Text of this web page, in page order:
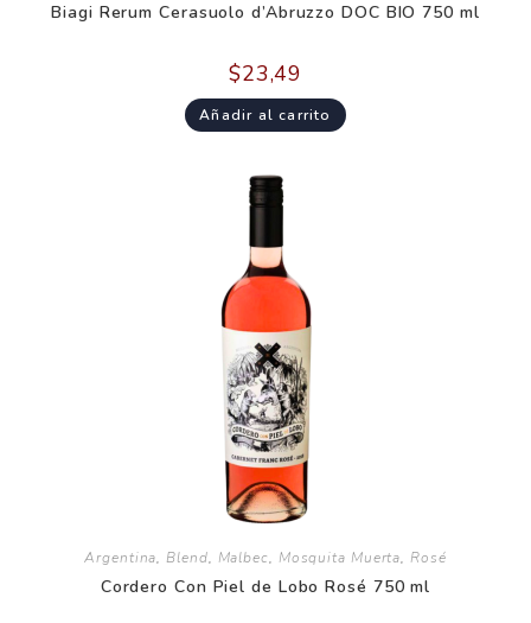
Biagi Rerum Cerasuolo d’Abruzzo DOC BIO 750 ml
$23,49
Añadir al carrito
Argentina,Blend, Malbec, Mosquita Muerta,Rosé
Cordero Con Piel de Lobo Rosé 750 ml